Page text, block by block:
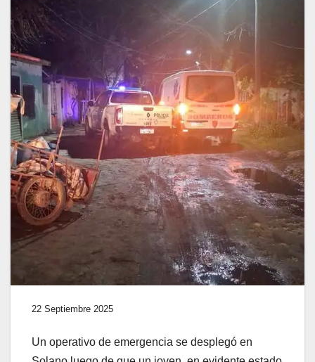
22 Septiembre 2025
Un operativo de emergencia se desplegó en